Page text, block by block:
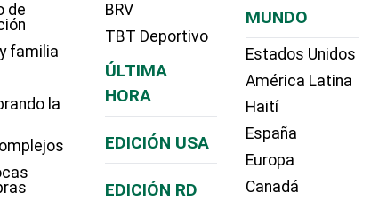
de
familia
la
BRV
TBT Deportivo
ÚLTIMA
HORA
EDICIÓN USA
EDICIÓN RD
MUNDO
Estados Unidos
América Latina
Haití
España
Europa
Canadá